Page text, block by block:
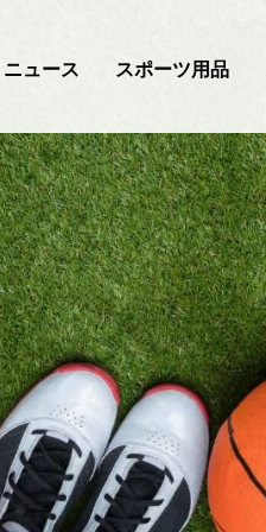
ニュース スポーツ用品